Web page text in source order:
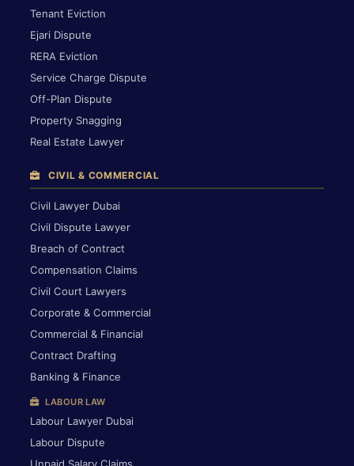
Tenant Eviction
Ejari Dispute
RERA Eviction
Service Charge Dispute
Off-Plan Dispute
Property Snagging
Real Estate Lawyer
CIVIL & COMMERCIAL
Civil Lawyer Dubai
Civil Dispute Lawyer
Breach of Contract
Compensation Claims
Civil Court Lawyers
Corporate & Commercial
Commercial & Financial
Contract Drafting
Banking & Finance
LABOUR LAW
Labour Lawyer Dubai
Labour Dispute